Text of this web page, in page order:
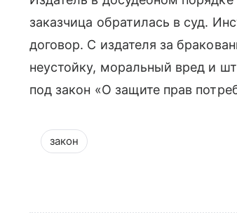
заказчица обратилась в суд.
договор. С издателя за
неустойку, моральный вред и
под закон «О защите прав
закон